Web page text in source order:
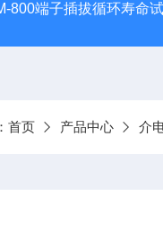
800端子插拔循环寿命
首页 产品中心 介